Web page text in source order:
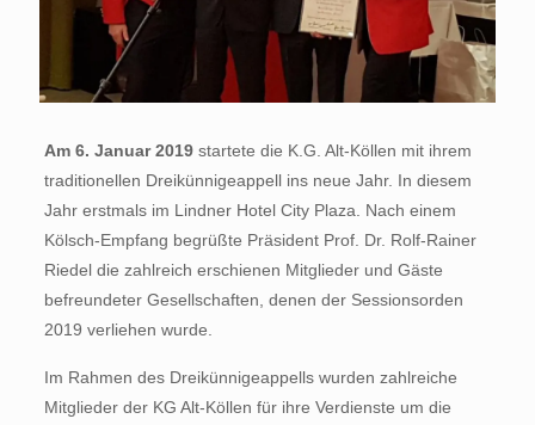
Am 6. Januar 2019startete die K.G. Alt-Köllen mit ihrem
traditionellen Dreikünnigeappell ins neue Jahr. In diesem
Jahr erstmals im Lindner Hotel City Plaza. Nach einem
Kölsch-Empfang begrüßte Präsident Prof. Dr. Rolf-Rainer
Riedel die zahlreich erschienen Mitglieder und Gäste
befreundeter Gesellschaften, denen der Sessionsorden
2019 verliehen wurde.
Im Rahmen des Dreikünnigeappells wurden zahlreiche
Mitglieder der KG Alt-Köllen für ihre Verdienste um die